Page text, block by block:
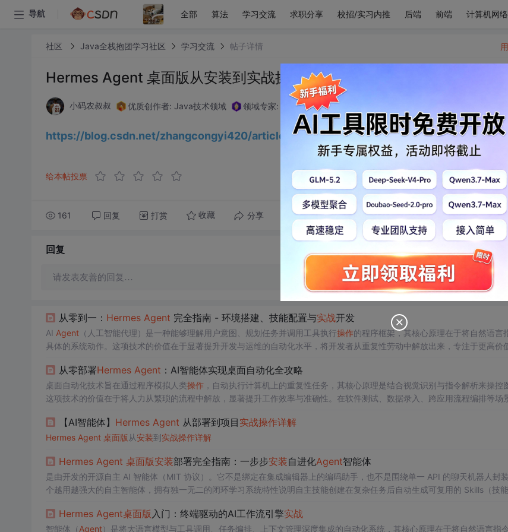
导航 全部 算法 学习交流 求职分享 校招/实习内推 后端 前端 计算机网络
社区 Java全栈抱团学习社区 学习交流 帖子详情
Hermes Agent 桌面版从安装到实战操作详解
小码农叔叔 优质创作者: Java技术领域 领域专家: 后端开发技术领域
https://blog.csdn.net/zhangcongyi420/article/details/
给本帖投票
161 回复 打赏 收藏 分享 转发到动态 举报
回复 切换
请发表友善的回复…
从零到一： Hermes Agent 完全指南 - 环境搭建、技能配置与实战开发
AI Agent（人工智能代理）是一种能够理解用户意图、规划任务并调用工具执行操作的程序框架，其核心原理在于将自然语言
具体的系统动作。这项技术的价值在于显著提升开发与运维的自动化水平，将开发者从重复性劳动中解放出来，专注于更高价
跨平台的AI智能体框架，它以其开箱即用的体验和丰富的技能生态著称。我们将深入探讨其环境搭建、核心配置，特别是如何
文件系统、
从零部署Hermes Agent ：AI智能体实现桌面自动化全攻略
桌面自动化技术旨在通过程序模拟人类操作，自动执行计算机上的重复性任务，其核心原理是结合视觉识别与指令解析来操控
这项技术的价值在于将人力从繁琐的流程中解放，显著提升工作效率与准确性。在软件测试、数据录入、跨应用流程编排等场
将高级AI的推理能力与底层系统交互深度融合，允许开发者通过自然语言指令驱动一个“数字员工”完成复杂的桌面
沿框架，
【AI智能体】 Hermes Agent 从部署到项目 实战操作详解
Hermes Agent 桌面版从安装到实战操作详解
Hermes Agent 桌面版安装部署完全指南：一步步安装自进化Agent智能体
是由开发的开源自主 AI 智能体（MIT 协议）。它不是绑定在集成编辑器上的编码助手，也不是围绕单一 API 的聊天机器人
个越用越强大的自主智能体，拥有独一无二的闭环学习系统特性说明自主技能创建在复杂任务后自动生成可复用的 Skills（技
你的深度理解20+ 平台接入。
Hermes Agent桌面版 入门：终端驱动的AI工作流引擎实战
智能体（ Agent）是将大语言模型与工具调用、任务编排、上下文管理深度集成的自动化系统，其核心原理在于将自然语言指